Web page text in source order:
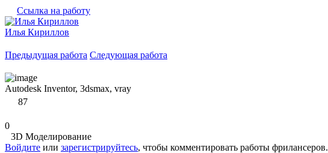
Ссылка на работу
Илья Кириллов
Предыдущая работа Следующая работа
Autodesk Inventor, 3dsmax, vray
87
0
3D Моделирование
Войдите или зарегистрируйтесь, чтобы комментировать работы фрилансеров.